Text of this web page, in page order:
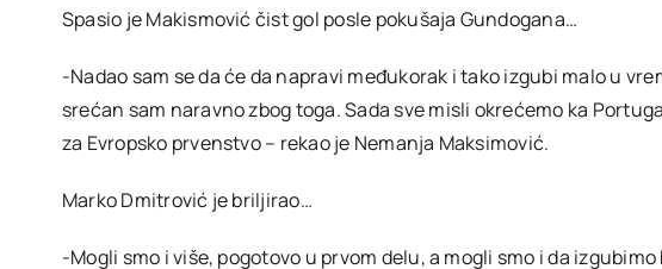
Spasio je Makismović čist gol posle pokušaja Gundogana…
-Nadao sam se da će da napravi međukorak i tako izgubi malo u
srećan sam naravno zbog toga. Sada sve misli okrećemo ka
za Evropsko prvenstvo – rekao je Nemanja Maksimović.
Marko Dmitrović je briljirao…
-Mogli smo i više, pogotovo u prvom delu, a mogli smo i da